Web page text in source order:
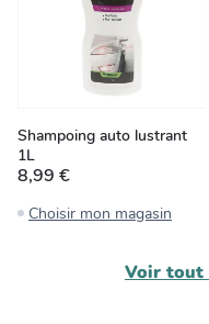
Shampoing auto lustrant
1L
8,99 €
Choisir mon magasin
Voir tout